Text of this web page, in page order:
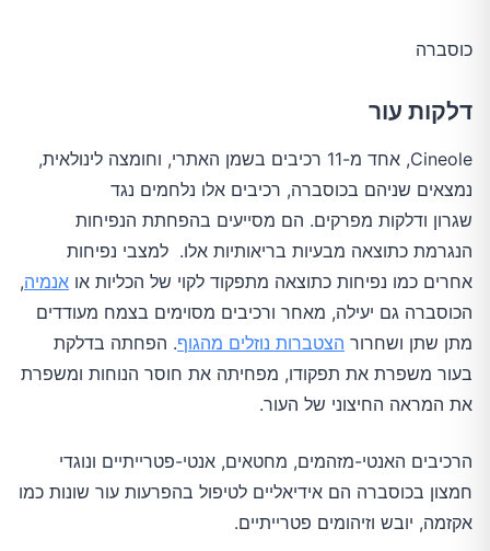
כוסברה
דלקות עור
Cineole, אחד מ-11 רכיבים בשמן האתרי, וחומצה לינולאית,
נמצאים שניהם בכוסברה, רכיבים אלו נלחמים נגד
שגרון ודלקות מפרקים. הם מסייעים בהפחתת הנפיחות
הנגרמת כתוצאה מבעיות בריאותיות אלו. למצבי נפיחות
אחרים כמו נפיחות כתוצאה מתפקוד לקוי של הכליות או אנמיה,
הכוסברה גם יעילה, מאחר ורכיבים מסוימים בצמח מעודדים
מתן שתן ושחרור הצטברות נוזלים מהגוף. הפחתה בדלקת
בעור משפרת את תפקודו, מפחיתה את חוסר הנוחות ומשפרת
את המראה החיצוני של העור.
הרכיבים האנטי-מזהמים, מחטאים, אנטי-פטרייתיים ונוגדי
חמצון בכוסברה הם אידיאליים לטיפול בהפרעות עור שונות כמו
אקזמה, יובש וזיהומים פטרייתיים.